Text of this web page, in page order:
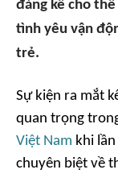
đáng kể cho
tình yêu vận
trẻ.
Sự kiện ra mắt
quan trọng
Việt Nam khi
chuyên biệt về